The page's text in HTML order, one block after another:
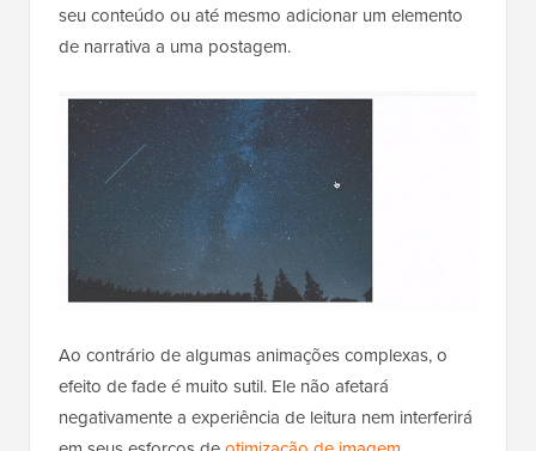
seu conteúdo ou até mesmo adicionar um elemento
de narrativa a uma postagem.
Ao contrário de algumas animações complexas, o
efeito de fade é muito sutil. Ele não afetará
negativamente a experiência de leitura nem interferirá